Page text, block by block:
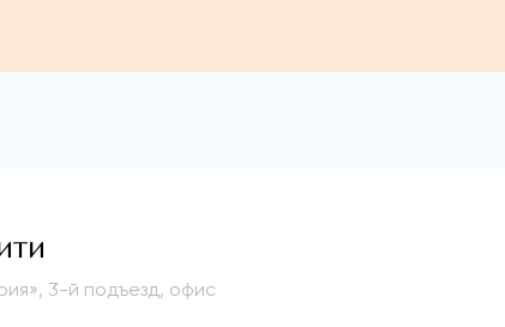
3-й подъезд, офис